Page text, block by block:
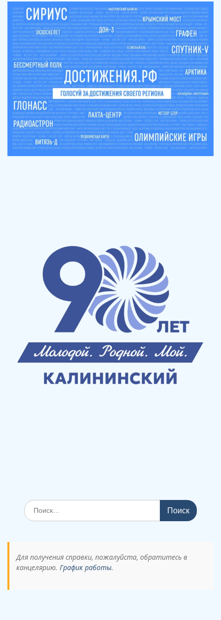
Поиск
по:
Для получения справки, пожалуйста, обратитесь в
канцелярию. График работы.